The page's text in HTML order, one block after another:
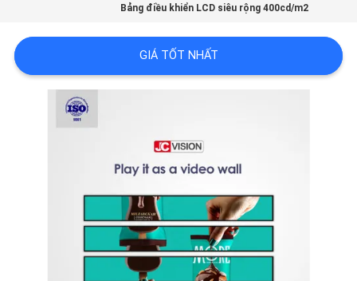
TÔI
TRƯỜNG
Bảng điều khiển LCD siêu rộng 400cd/m2
GIÁ TỐT NHẤT